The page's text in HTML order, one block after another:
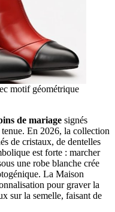
motif géométrique
de mariage signés
En 2026, la collection
de cristaux, de dentelles
est forte : marcher
une robe blanche crée
La Maison
pour graver la
sur la semelle, faisant de